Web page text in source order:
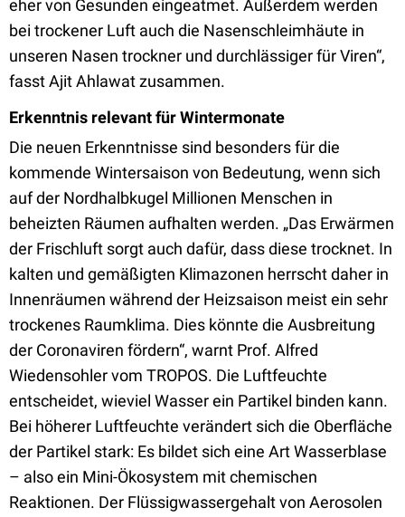
eher von Gesunden eingeatmet. Außerdem werden
bei trockener Luft auch die Nasenschleimhäute in
unseren Nasen trockner und durchlässiger für Viren“,
fasst Ajit Ahlawat zusammen.
Erkenntnis relevant für Wintermonate
Die neuen Erkenntnisse sind besonders für die
kommende Wintersaison von Bedeutung, wenn sich
auf der Nordhalbkugel Millionen Menschen in
beheizten Räumen aufhalten werden. „Das Erwärmen
der Frischluft sorgt auch dafür, dass diese trocknet. In
kalten und gemäßigten Klimazonen herrscht daher in
Innenräumen während der Heizsaison meist ein sehr
trockenes Raumklima. Dies könnte die Ausbreitung
der Coronaviren fördern“, warnt Prof. Alfred
Wiedensohler vom TROPOS. Die Luftfeuchte
entscheidet, wieviel Wasser ein Partikel binden kann.
Bei höherer Luftfeuchte verändert sich die Oberfläche
der Partikel stark: Es bildet sich eine Art Wasserblase
– also ein Mini-Ökosystem mit chemischen
Reaktionen. Der Flüssigwassergehalt von Aerosolen